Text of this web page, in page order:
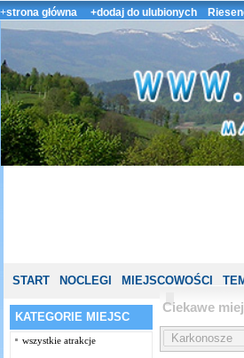
+strona główna +dodaj do ulubionych
START NOCLEGI MIEJSCOWOŚCI
KATEGORIE MIEJSC
wszystkie atrakcje
Ciekawe